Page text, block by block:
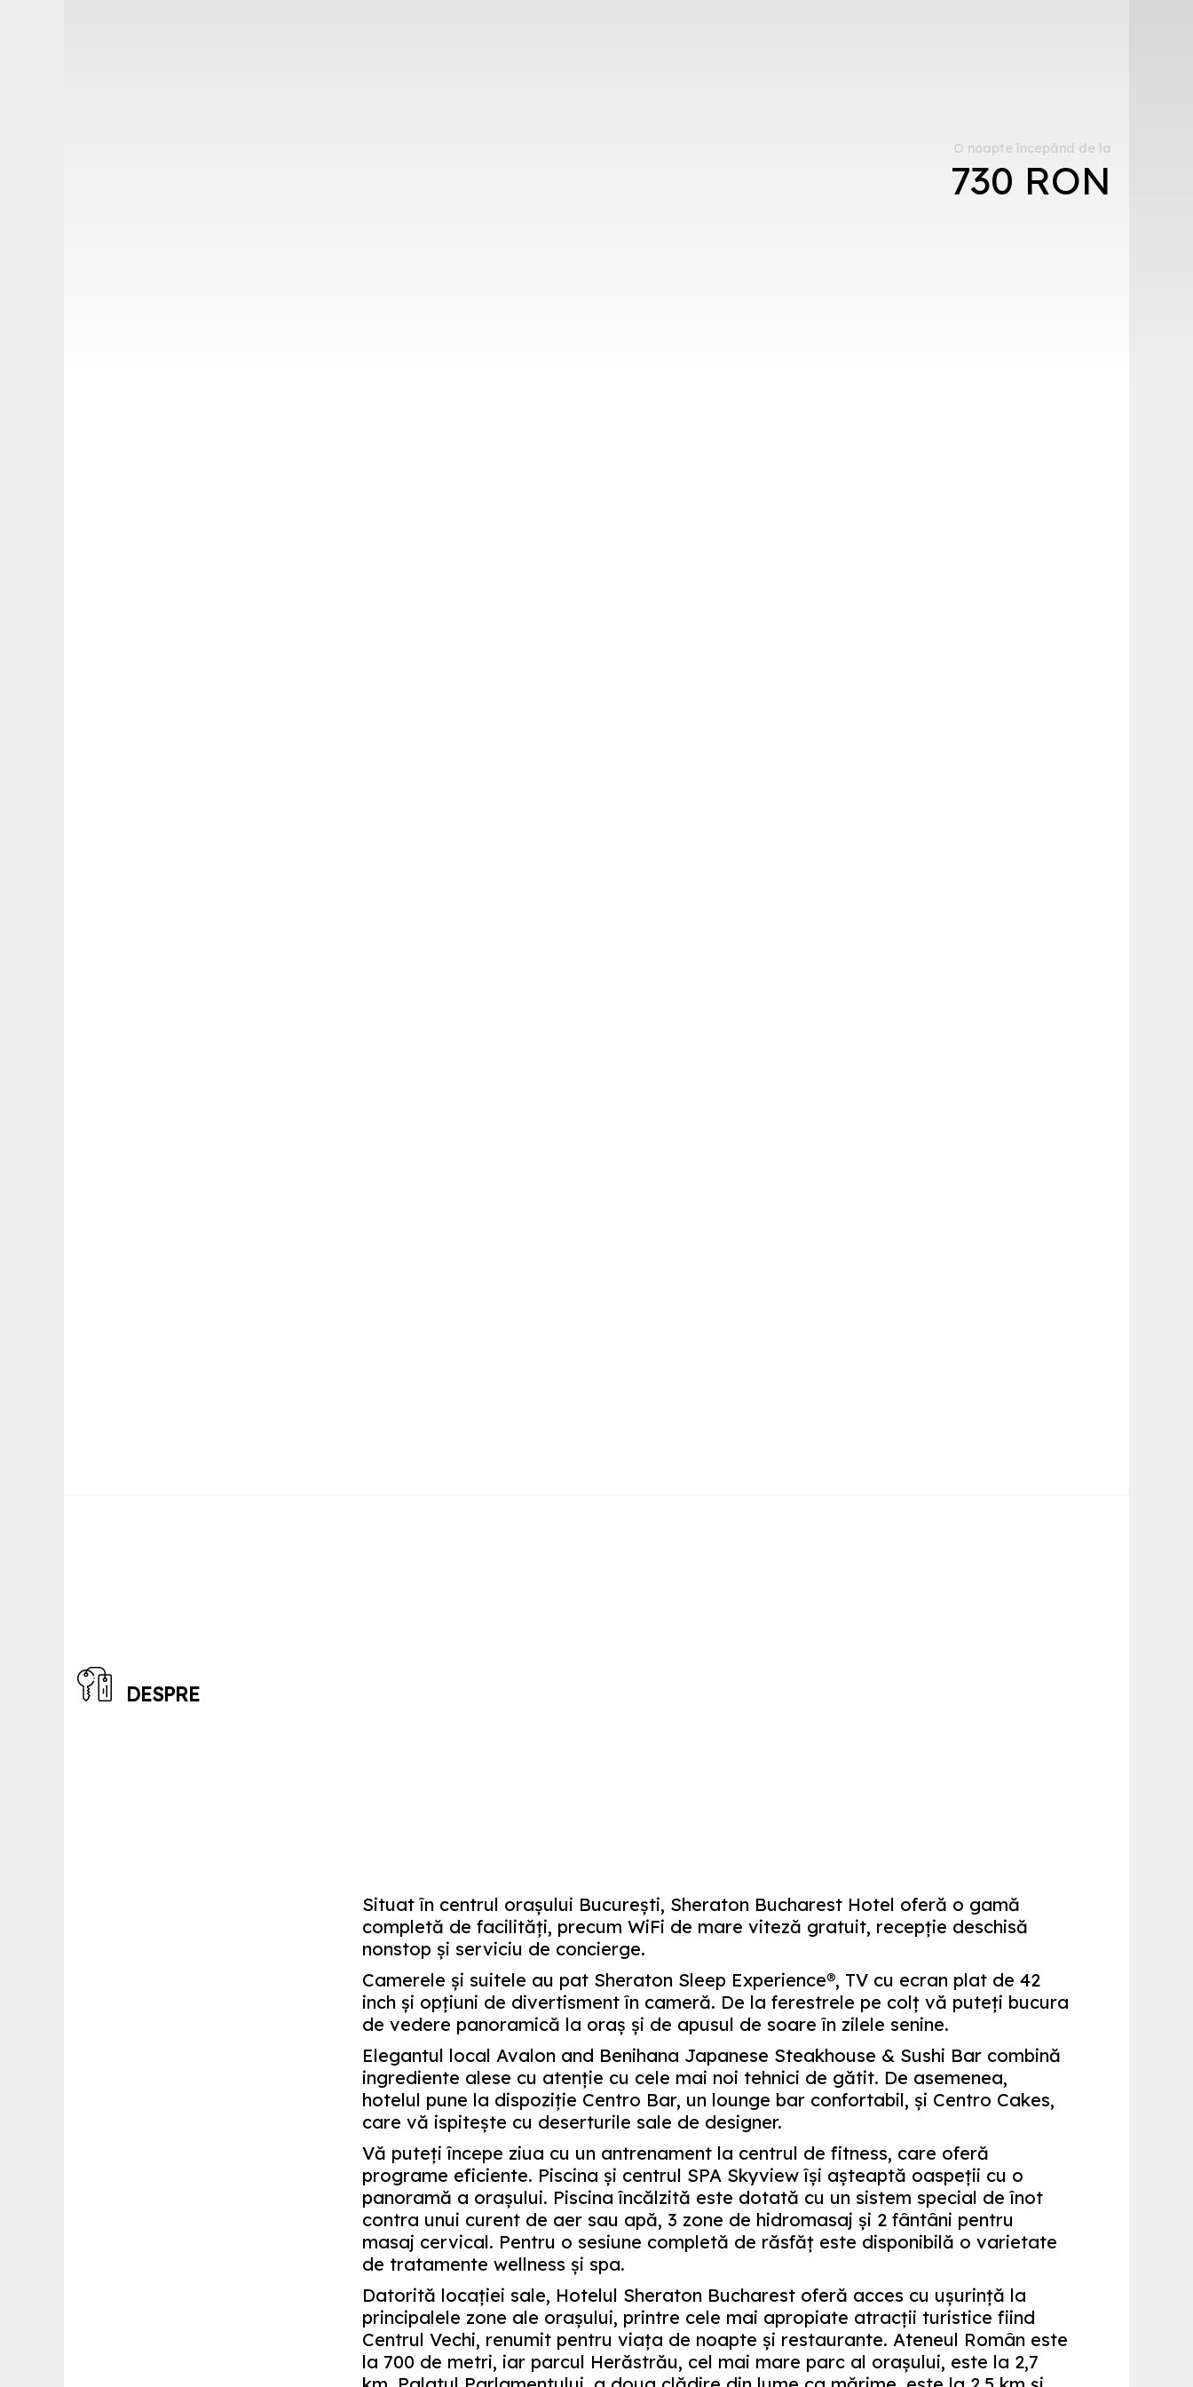
O noapte începând de la
730 RON
DESPRE
Situat în centrul orașului București, Sheraton Bucharest Hotel oferă o gamă
completă de facilități, precum WiFi de mare viteză gratuit, recepție deschisă
nonstop și serviciu de concierge.
Camerele şi suitele au pat Sheraton Sleep Experience®, TV cu ecran plat de 42
inch şi opţiuni de divertisment în cameră. De la ferestrele pe colţ vă puteţi bucura
de vedere panoramică la oraş şi de apusul de soare în zilele senine.
Elegantul local Avalon and Benihana Japanese Steakhouse & Sushi Bar combină
ingrediente alese cu atenţie cu cele mai noi tehnici de gătit. De asemenea,
hotelul pune la dispoziţie Centro Bar, un lounge bar confortabil, şi Centro Cakes,
care vă ispiteşte cu deserturile sale de designer.
Vă puteţi începe ziua cu un antrenament la centrul de fitness, care oferă
programe eficiente. Piscina şi centrul SPA Skyview îşi aşteaptă oaspeţii cu o
panoramă a oraşului. Piscina încălzită este dotată cu un sistem special de înot
contra unui curent de aer sau apă, 3 zone de hidromasaj şi 2 fântâni pentru
masaj cervical. Pentru o sesiune completă de răsfăţ este disponibilă o varietate
de tratamente wellness şi spa.
Datorită locaţiei sale, Hotelul Sheraton Bucharest oferă acces cu uşurinţă la
principalele zone ale oraşului, printre cele mai apropiate atracţii turistice fiind
Centrul Vechi, renumit pentru viaţa de noapte şi restaurante. Ateneul Român este
la 700 de metri, iar parcul Herăstrău, cel mai mare parc al oraşului, este la 2,7